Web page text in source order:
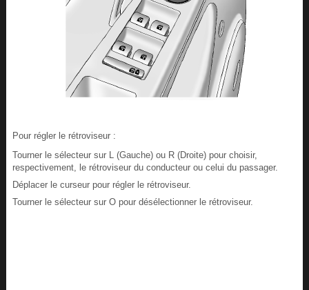
Pour régler le rétroviseur :
Tourner le sélecteur sur L (Gauche) ou R (Droite) pour choisir,
respectivement, le rétroviseur du conducteur ou celui du passager.
Déplacer le curseur pour régler le rétroviseur.
Tourner le sélecteur sur O pour désélectionner le rétroviseur.